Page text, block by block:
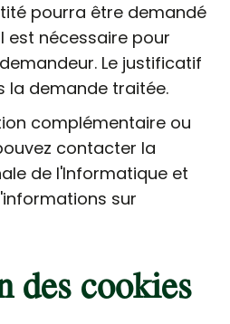
pourra être demandé
est nécessaire pour
Le justificatif
la demande traitée.
complémentaire ou
contacter la
de l'Informatique et
sur
des cookies